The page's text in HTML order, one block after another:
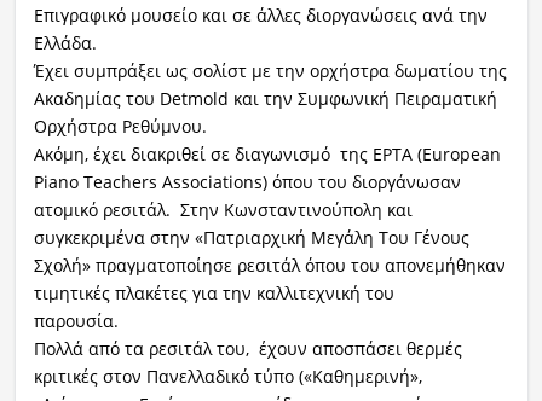
Επιγραφικό μουσείο και σε άλλες διοργανώσεις ανά την
Ελλάδα.
Έχει συμπράξει ως σολίστ με την ορχήστρα δωματίου της
Ακαδημίας του Detmold και την Συμφωνική Πειραματική
Ορχήστρα Ρεθύμνου.
Ακόμη, έχει διακριθεί σε διαγωνισμό της EPTA (European
Piano Teachers Associations) όπου του διοργάνωσαν
ατομικό ρεσιτάλ. Στην Κωνσταντινούπολη και
συγκεκριμένα στην «Πατριαρχική Μεγάλη Του Γένους
Σχολή» πραγματοποίησε ρεσιτάλ όπου του απονεμήθηκαν
τιμητικές πλακέτες για την καλλιτεχνική του
Πολλά από τα ρεσιτάλ του, έχουν αποσπάσει θερμές
κριτικές στον Πανελλαδικό τύπο («Καθημερινή»,